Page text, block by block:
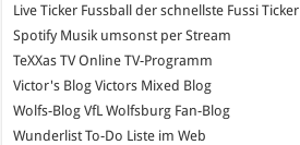
Live Ticker Fussball der schnellste Fussi
SpotifyMusik umsonst per Stream
TeXXas TVOnline TV-Programm
Victor's Blog Victors Mixed Blog
Wolfs-Blog VfL Wolfsburg Fan-Blog
Wunderlist To-Do Liste im Web